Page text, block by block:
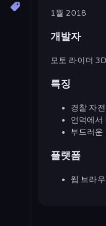
1월 2018
개발자
모토 라이더
특징
경찰 자
언덕에서
부드러운
플랫폼
웹 브라